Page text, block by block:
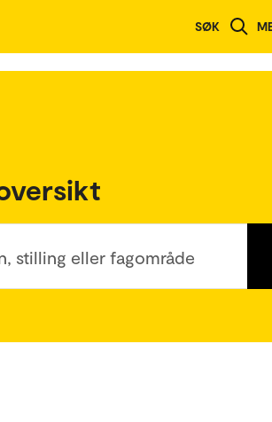
SØK
stilling eller fagområde